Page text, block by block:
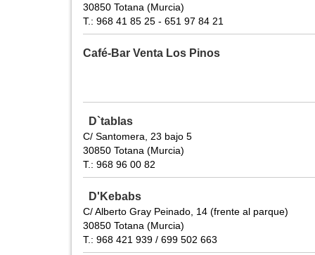
30850 Totana (Murcia)
T.: 968 41 85 25 - 651 97 84 21
Café-Bar Venta Los Pinos
D`tablas
C/ Santomera, 23 bajo 5
30850 Totana (Murcia)
T.: 968 96 00 82
D'Kebabs
C/ Alberto Gray Peinado, 14 (frente al parque)
30850 Totana (Murcia)
T.: 968 421 939 / 699 502 663